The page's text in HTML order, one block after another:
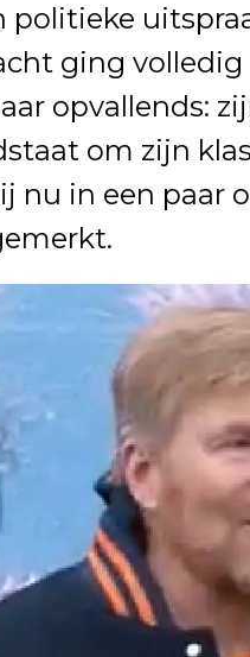
politieke
ging
opvallends:
om zijn
nu in een paar